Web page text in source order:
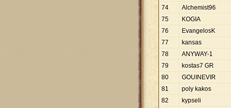
74
Alchemist96
75
KOGIA
76
EvangelosK
77
kansas
78
ANYWAY-1
79
kostas7 GR
80
GOUINEVIR
81
poly kakos
82
kypseli